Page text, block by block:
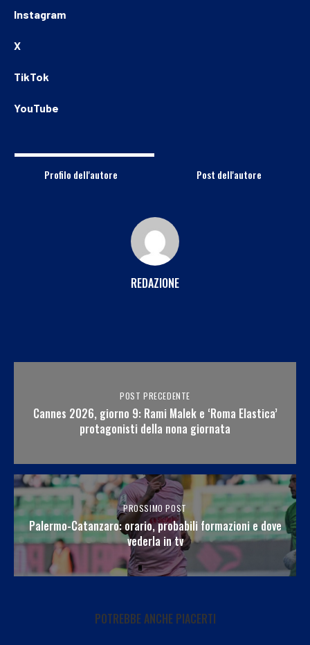
Instagram
X
TikTok
YouTube
Profilo dell'autore Post dell'autore
REDAZIONE
POST PRECEDENTE
Cannes 2026, giorno 9: Rami Malek e ‘Roma Elastica’
protagonisti della nona giornata
PROSSIMO POST
Palermo-Catanzaro: orario, probabili formazioni e dove
vederla in tv
POTREBBE ANCHE PIACERTI